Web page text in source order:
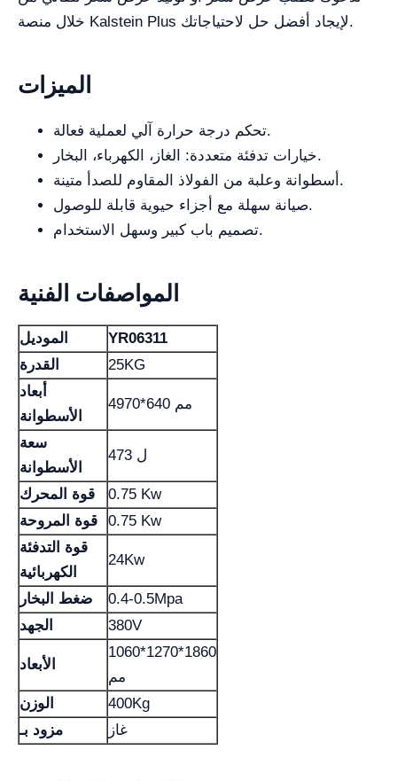
خلال منصة Kalstein Plus لإيجاد أفضل حل لاحتياجاتك.
الميزات
تحكم درجة حرارة آلي لعملية فعالة.
خيارات تدفئة متعددة: الغاز، الكهرباء، البخار.
أسطوانة وعلبة من الفولاذ المقاوم للصدأ متينة.
صيانة سهلة مع أجزاء حيوية قابلة للوصول.
تصميم باب كبير وسهل الاستخدام.
المواصفات الفنية
الموديل
YR06311
القدرة
25KG
أبعاد
الأسطوانة
4970*640 مم
سعة
الأسطوانة
473 ل
قوة المحرك
0.75 Kw
قوة المروحة
0.75 Kw
قوة التدفئة
الكهربائية
24Kw
ضغط البخار
0.4-0.5Mpa
الجهد
380V
الأبعاد
1060*1270*1860
مم
الوزن
400Kg
مزود بـ
غاز